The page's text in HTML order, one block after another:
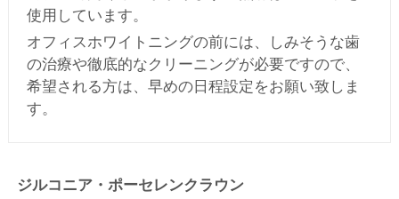
使用しています。
オフィスホワイトニングの前には、しみそうな歯
の治療や徹底的なクリーニングが必要ですので、
希望される方は、早めの日程設定をお願い致しま
す。
ジルコニア・ポーセレンクラウン